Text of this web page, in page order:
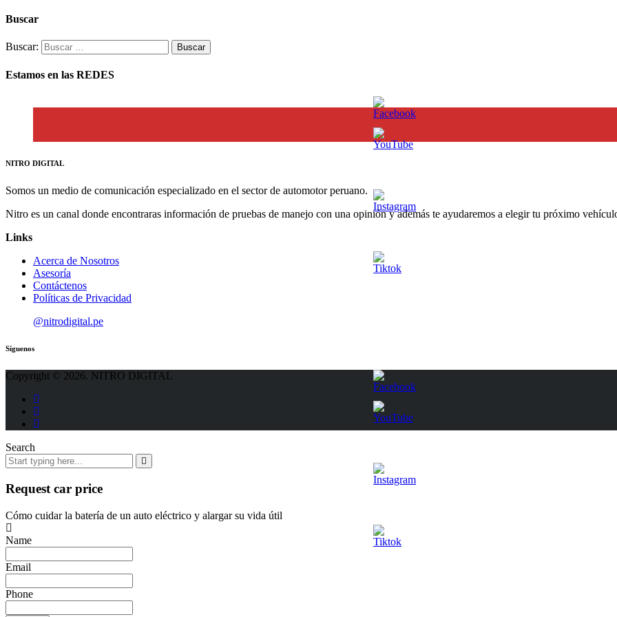
Buscar
Buscar:
Estamos en las REDES
NITRO DIGITAL
Somos un medio de comunicación especializado en el sector de automotor peruano.
Nitro es un canal donde encontraras información de pruebas de manejo con una opinión y además te ayudaremos a elegir tu próximo
Links
Acerca de Nosotros
Asesoría
Contáctenos
Políticas de Privacidad
@nitrodigital.pe
Síguenos
Copyright © 2026. NITRO DIGITAL
Search
Request car price
Cómo cuidar la batería de un auto eléctrico y alargar su vida útil
Name
Email
Phone